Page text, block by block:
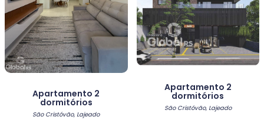
Apartamento 2
dormitórios
São Cristóvão, Lajeado
Apartamento 2
dormitórios
São Cristóvão, Lajeado